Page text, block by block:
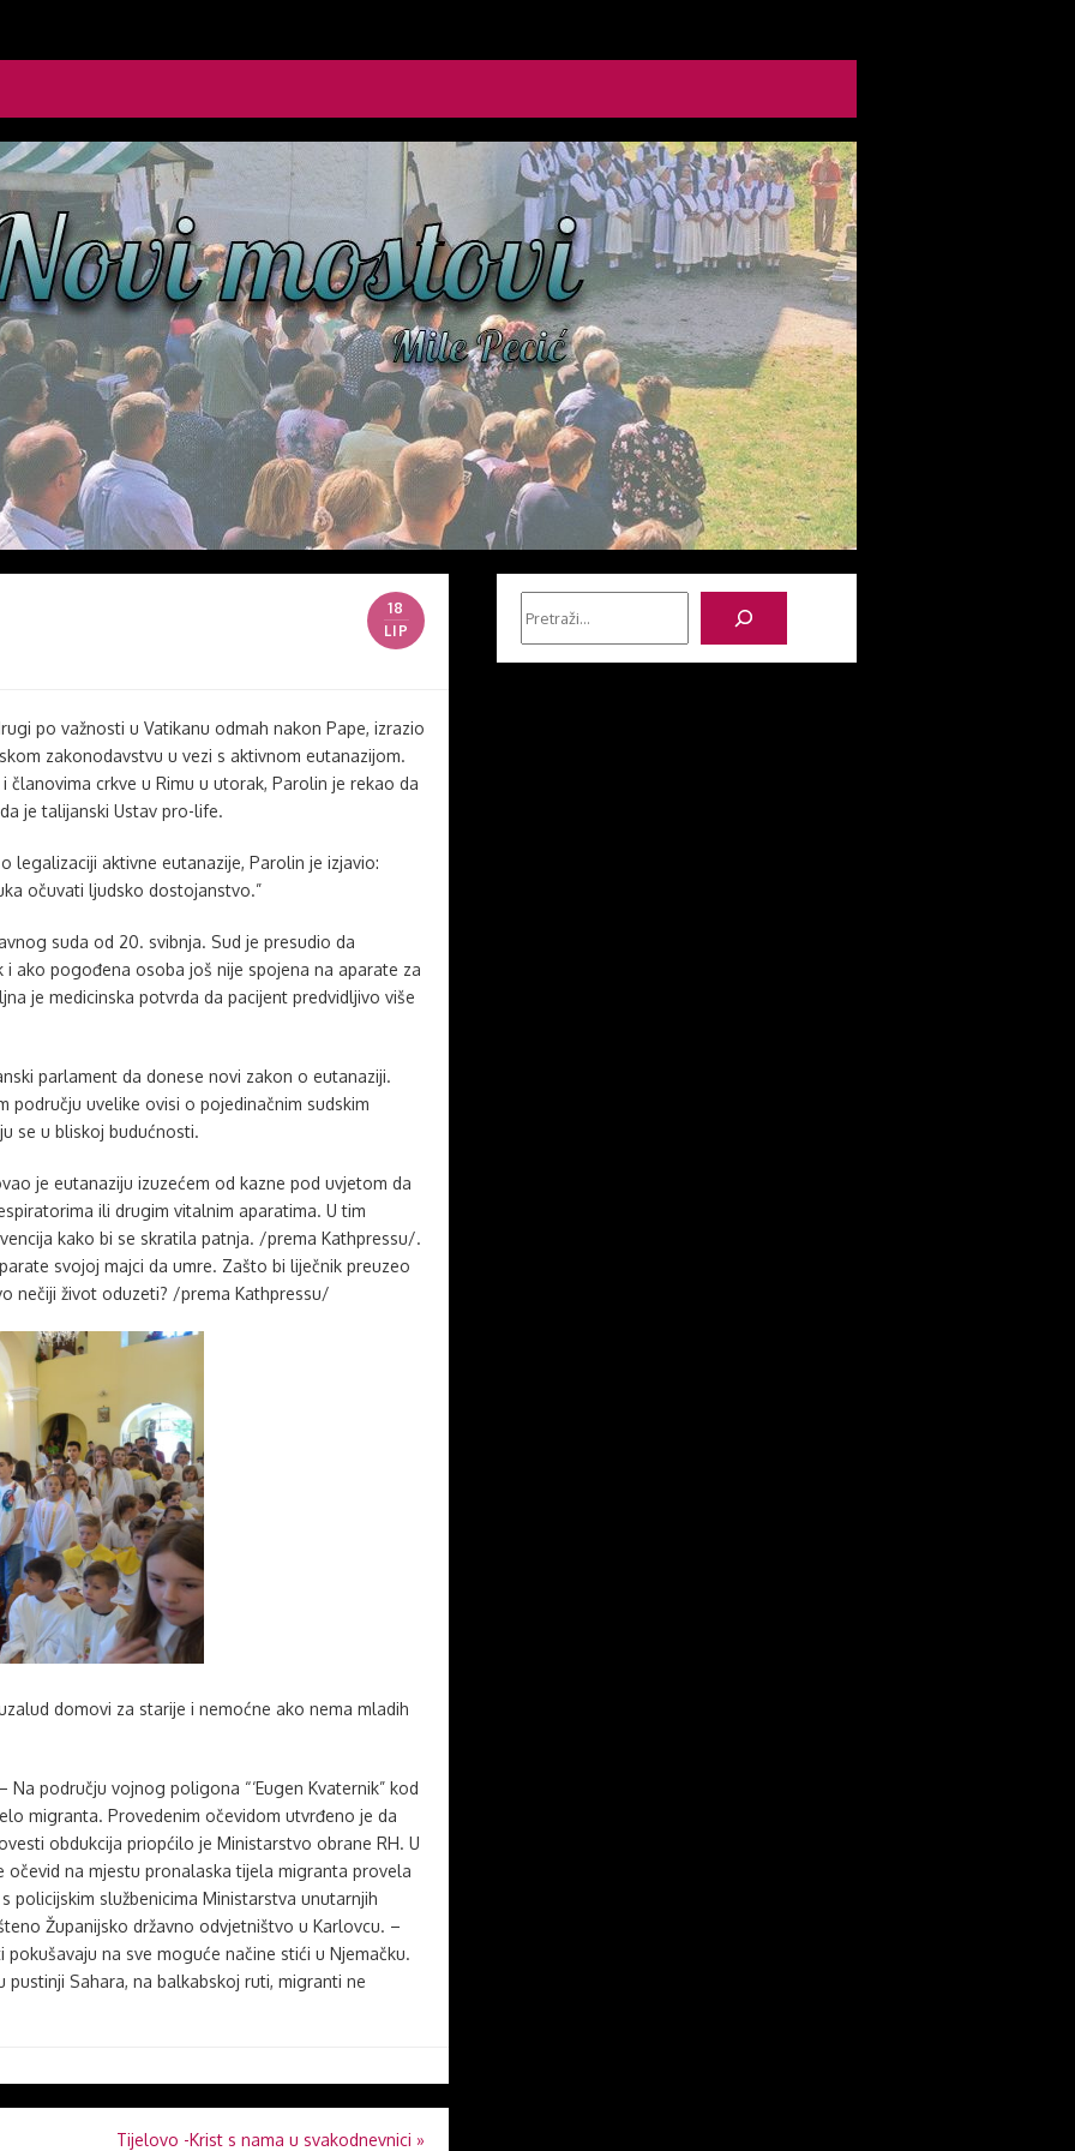
18
LIP
po važnosti u Vatikanu odmah nakon Pape, izrazio
zakonodavstvu u vezi s aktivnom eutanazijom.
crkve u Rimu u utorak, Parolin je rekao da
je talijanski Ustav pro-life.
legalizaciji aktivne eutanazije, Parolin je izjavio:
očuvati ljudsko dostojanstvo.”
suda od 20. svibnja. Sud je presudio da
ako pogođena osoba još nije spojena na aparate za
je medicinska potvrda da pacijent predvidljivo više
parlament da donese novi zakon o eutanaziji.
području uvelike ovisi o pojedinačnim sudskim
se u bliskoj budućnosti.
je eutanaziju izuzećem od kazne pod uvjetom da
ili drugim vitalnim aparatima. U tim
kako bi se skratila patnja. /prema Kathpressu/.
svojoj majci da umre. Zašto bi liječnik preuzeo
nečiji život oduzeti? /prema Kathpressu/
domovi za starije i nemoćne ako nema mladih
– Na području vojnog poligona “‘Eugen Kvaternik” kod
migranta. Provedenim očevidom utvrđeno je da
obdukcija priopćilo je Ministarstvo obrane RH. U
očevid na mjestu pronalaska tijela migranta provela
policijskim službenicima Ministarstva unutarnjih
Županijsko državno odvjetništvo u Karlovcu. –
na sve moguće načine stići u Njemačku.
pustinji Sahara, na balkabskoj ruti, migranti ne
Tijelovo -Krist s nama u svakodnevnici »